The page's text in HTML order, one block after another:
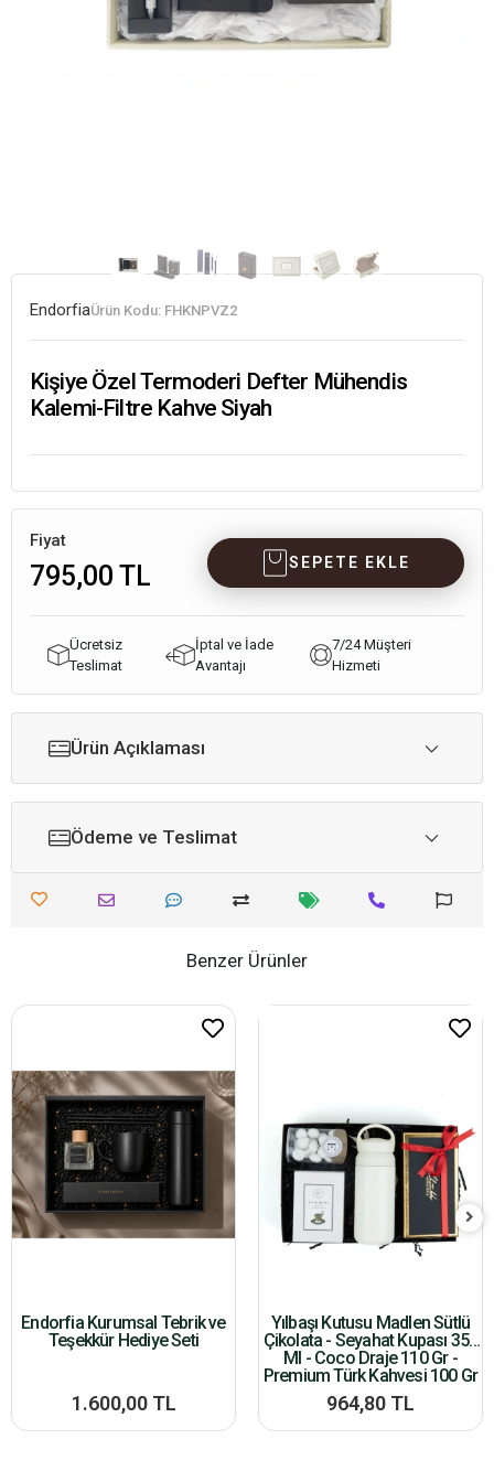
EndorfiaÜrün Kodu: FHKNPVZ2
Kişiye Özel Termoderi Defter Mühendis
Kalemi-Filtre Kahve Siyah
Fiyat
795,00 TL SEPETE EKLE
Ücretsiz
Teslimat
İptal ve İade
Avantajı
7/24 Müşteri
Hizmeti
Ürün Açıklaması
Ödeme ve Teslimat
Benzer Ürünler
Endorfia Kurumsal Tebrik ve
Teşekkür Hediye Seti
1.600,00 TL
Yılbaşı Kutusu Madlen Sütlü
Çikolata - Seyahat Kupası 350
Ml - Coco Draje 110 Gr -
Premium Türk Kahvesi 100 Gr
964,80 TL